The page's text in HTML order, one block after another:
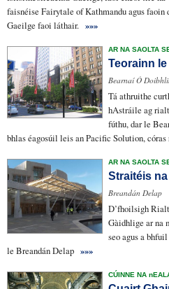
faisnéise Fairytale of Kathmandu agus faoin
Gaeilge faoi láthair. »»»
AR NA SAOLTA
Teorainn
Bearnaí Ó
Táathruithe
hAstráile ag
fúthu, dar le
bhlaséagosúil leisan Pacific Solution,córas
AR NA SAOLTA
Straitéis
Breandán Delap
D’fhoilsigh
Gàidhlige ar na
seo agus a bhfuil
le Breandán Delap »»»
CÚINNE NA